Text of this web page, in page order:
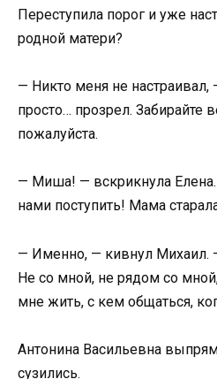
Переступила порог и уже
родной матери?
— Никто меня не
просто… прозрел. Забирайте
пожалуйста.
— Миша! — вскрикнула
нами поступить! Мама
— Именно, — кивнул Михаил.
Не со мной, не рядом со
мне жить, с кем общаться,
Антонина Васильевна
сузились.